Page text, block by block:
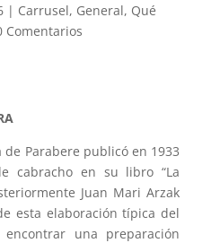
| Carrusel, General, Qué
Comentarios
Parabere publicó en 1933
cabracho en su libro “La
Juan Mari Arzak
esta elaboración típica del
una preparación